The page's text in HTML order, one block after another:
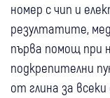
номер с чип и
резултатите,
първа помощ при
подкрепителни
от глина за